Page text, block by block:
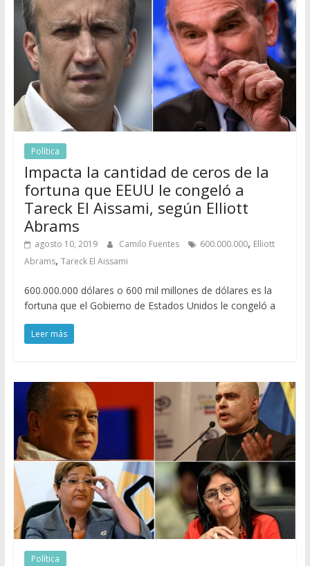
Política
Impacta la cantidad de ceros de la
fortuna que EEUU le congeló a
Tareck El Aissami, según Elliott
Abrams
agosto 10, 2019 Camilo Fuentes 600.000.000, Elliott
Abrams, Tareck El Aissami
600.000.000 dólares o 600 mil millones de dólares es la
fortuna que el Gobierno de Estados Unidos le congeló a
Leer más
Política